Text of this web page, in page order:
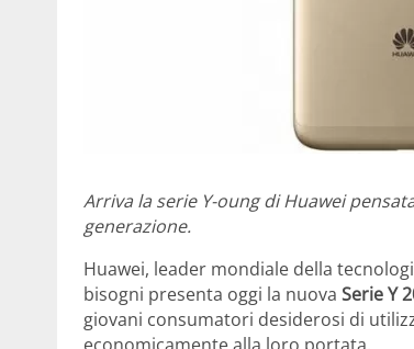
Arriva la serie Y-oung di Huawei
generazione.
Huawei, leader mondiale della
bisogni presenta oggi la nuova Serie Y
giovani consumatori desiderosi di